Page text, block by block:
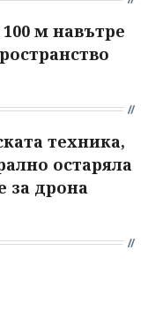
м навътре
техника,
остаряла
за дрона